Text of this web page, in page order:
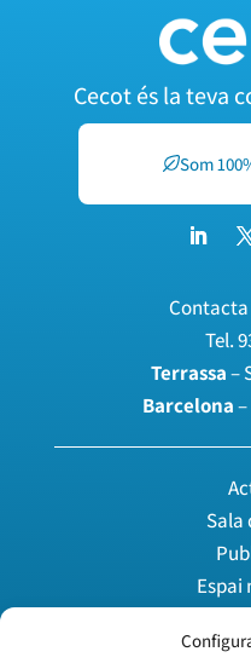
Cecot és la teva
Som
Tel.
Terrassa–
Barcelona
Sala
Espai